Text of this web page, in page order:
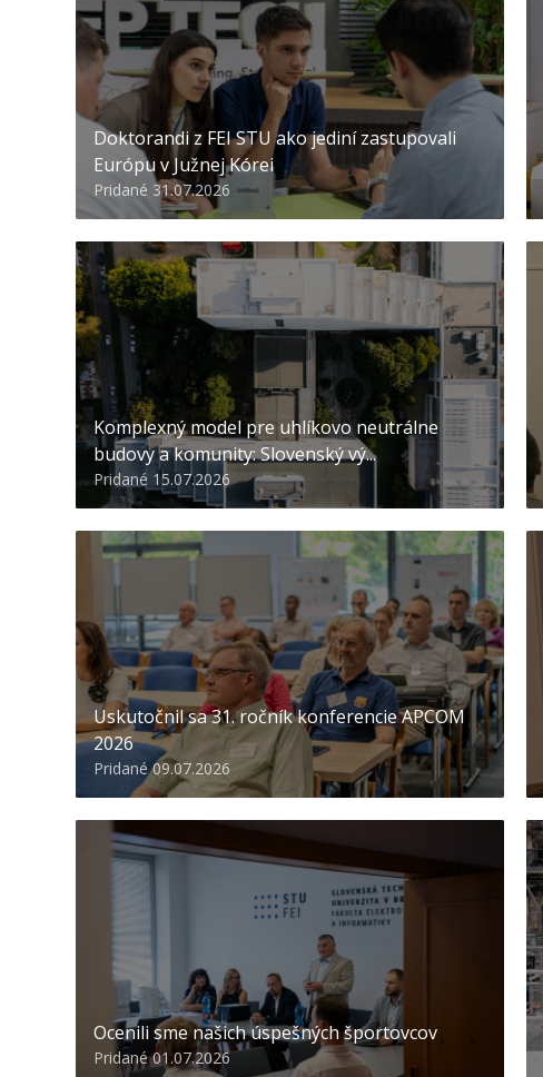
Doktorandi z FEI STU ako jediní zastupovali
Európu v Južnej Kórei
Pridané 31.07.2026
Komplexný model pre uhlíkovo neutrálne
budovy a komunity: Slovenský vý...
Pridané 15.07.2026
Uskutočnil sa 31. ročník konferencie APCOM
2026
Pridané 09.07.2026
Ocenili sme našich úspešných športovcov
Pridané 01.07.2026